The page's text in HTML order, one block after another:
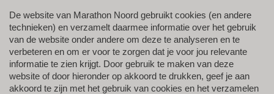
De website van Marathon Noord gebruikt cookies (en andere
technieken) en verzamelt daarmee informatie over het gebruik
van de website onder andere om deze te analyseren en te
verbeteren en om er voor te zorgen dat je voor jou relevante
informatie te zien krijgt. Door gebruik te maken van deze
website of door hieronder op akkoord te drukken, geef je aan
akkoord te zijn met het gebruik van cookies en het verzamelen